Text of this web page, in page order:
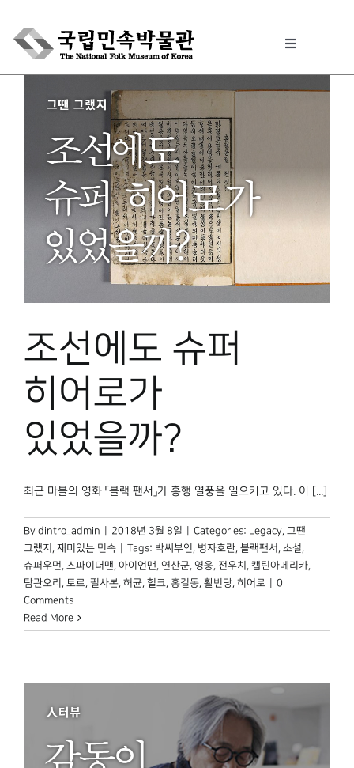
Skip
content
Toggle
박물관에서는
민속 인사이드
박물관 홈페이지
조선에도 슈퍼
히어로가
있었을까?
최근 마블의 영화 「블랙 팬서」가 흥행 열풍을 일으키고 있다. 이 [...]
By dintro_admin 2018년 3월 8일 Categories: Legacy, 그땐
그랬지 , 재미있는 민속 Tags: 박씨부인, 병자호란, 블랙팬서 , 소설,
슈퍼우먼, 스파이더맨, 아이언맨, 연산군, 영웅, 전우치 , 캡틴아메리카,
탐관오리 , 토르, 필사본, 허균, 헐크, 홍길동, 활빈당, 히어로
0
Comments
Read More